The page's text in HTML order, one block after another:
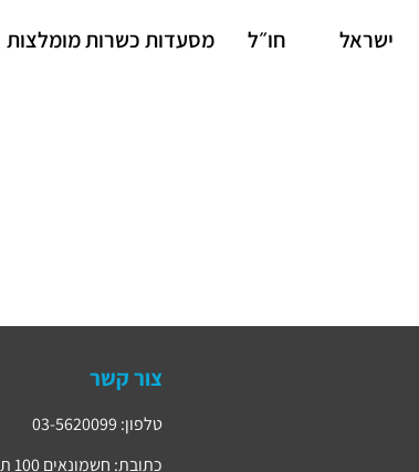
ישראל חו״ל מסעדות כשרות מומלצות
צור קשר
טלפון: 03-5620099
כתובת: חשמונאים 100 תל אביב